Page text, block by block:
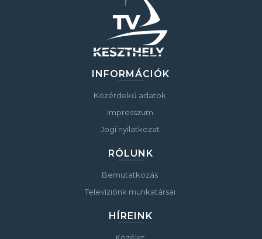
INFORMÁCIÓK
Közérdekű adatok
Impresszum
Jogi nyilatkozat
RÓLUNK
Bemutatkozás
Televíziónk munkatársai
HÍREINK